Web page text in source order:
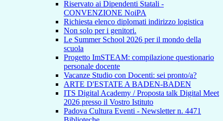
Riservato ai Dipendenti Statali -
CONVENZIONE NoiPA
Richiesta elenco diplomati indirizzo logistica
Non solo per i genitori.
Le Summer School 2026 per il mondo della
scuola
Progetto ImSTEAM: compilazione questionario
personale docente
Vacanze Studio con Docenti: sei pronto/a?
ARTE D'ESTATE A BADEN-BADEN
ITS Digital Academy / Proposta talk Digital Meet
2026 presso il Vostro Istituto
Padova Cultura Eventi - Newsletter n. 4471